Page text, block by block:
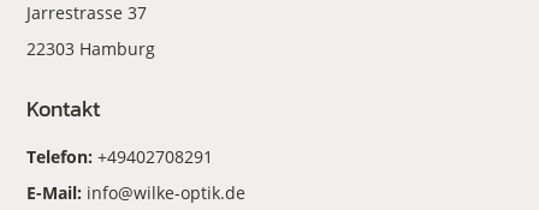
Jarrestrasse 37
22303 Hamburg
Kontakt
Telefon:+49402708291
E-Mail: info@wilke-optik.de